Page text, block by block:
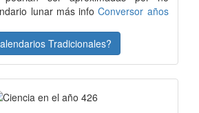
lunar más info Conversor años
Tradicionales?